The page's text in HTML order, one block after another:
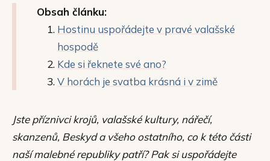
Obsah článku:
Hostinu uspořádejte v pravé valašské
hospodě
Kde si řeknete své ano?
V horách je svatba krásná i v zimě
Jste příznivci krojů, valašské kultury, nářečí,
skanzenů, Beskyd a všeho ostatního, co k této části
naší malebné republiky patří? Pak si uspořádejte